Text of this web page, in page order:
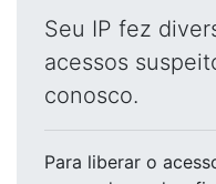
Seu IP fez
acessos
conosco.
Para liberar o